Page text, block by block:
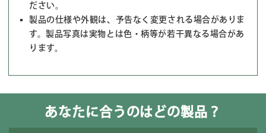
ださい。
製品の仕様や外観は、予告なく変更される場合がありま
す。製品写真は実物とは色・柄等が若干異なる場合があ
ります。
あなたに合うのはどの製品？